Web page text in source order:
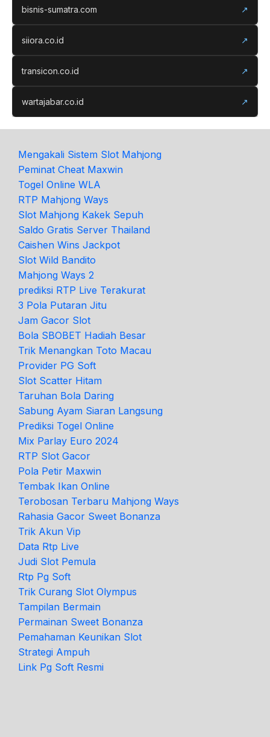
bisnis-sumatra.com ↗
siiora.co.id ↗
transicon.co.id ↗
wartajabar.co.id ↗
Mengakali Sistem Slot Mahjong
Peminat Cheat Maxwin
Togel Online WLA
RTP Mahjong Ways
Slot Mahjong Kakek Sepuh
Saldo Gratis Server Thailand
Caishen Wins Jackpot
Slot Wild Bandito
Mahjong Ways 2
prediksi RTP Live Terakurat
3 Pola Putaran Jitu
Jam Gacor Slot
Bola SBOBET Hadiah Besar
Trik Menangkan Toto Macau
Provider PG Soft
Slot Scatter Hitam
Taruhan Bola Daring
Sabung Ayam Siaran Langsung
Prediksi Togel Online
Mix Parlay Euro 2024
RTP Slot Gacor
Pola Petir Maxwin
Tembak Ikan Online
Terobosan Terbaru Mahjong Ways
Rahasia Gacor Sweet Bonanza
Trik Akun Vip
Data Rtp Live
Judi Slot Pemula
Rtp Pg Soft
Trik Curang Slot Olympus
Tampilan Bermain
Permainan Sweet Bonanza
Pemahaman Keunikan Slot
Strategi Ampuh
Link Pg Soft Resmi